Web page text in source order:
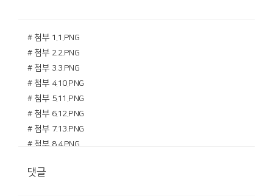
# 첨부 1.1.PNG
# 첨부 2.2.PNG
# 첨부 3.3.PNG
# 첨부 4.10.PNG
# 첨부 5.11.PNG
# 첨부 6.12.PNG
# 첨부 7.13.PNG
# 첨부 8.4.PNG
# 첨부 10.6.PNG
댓글